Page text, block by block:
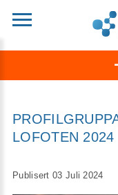
LOFOTEN 2024
Publisert 03 Juli 2024